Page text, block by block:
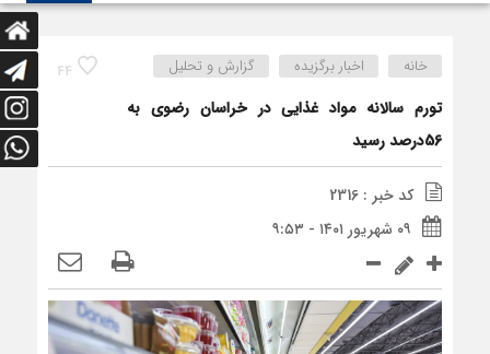
44 خانه اخبار برگزیده گزارش و تحلیل
تورم سالانه مواد غذایی در خراسان رضوی به
56درصد رسید
کد خبر : 2316
۰۹ شهریور ۱۴۰۱ - ۹:۵۳